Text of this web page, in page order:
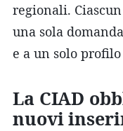
regionali.
una sola
e a un solo
La CIAD
nuovi